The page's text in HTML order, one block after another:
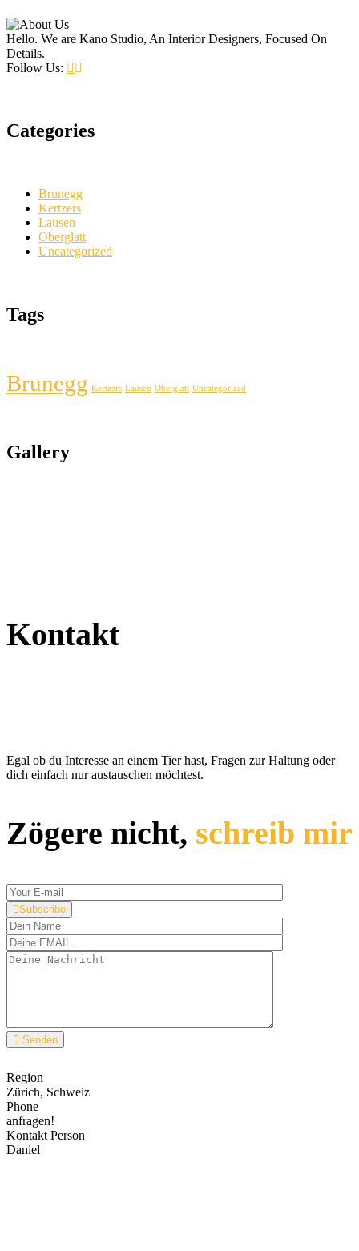
Hello. We are Kano Studio, An Interior Designers, Focused On
Details.
Follow Us:
Categories
Brunegg
Kertzers
Lausen
Oberglatt
Uncategorized
Tags
Brunegg Kertzers Lausen Oberglatt Uncategorized
Gallery
Kontakt
Egal ob du Interesse an einem Tier hast, Fragen zur Haltung oder
dich einfach nur austauschen möchtest.
Zögere nicht, schreib mir
Subscribe
Senden
Region
Zürich, Schweiz
Phone
anfragen!
Kontakt Person
Daniel